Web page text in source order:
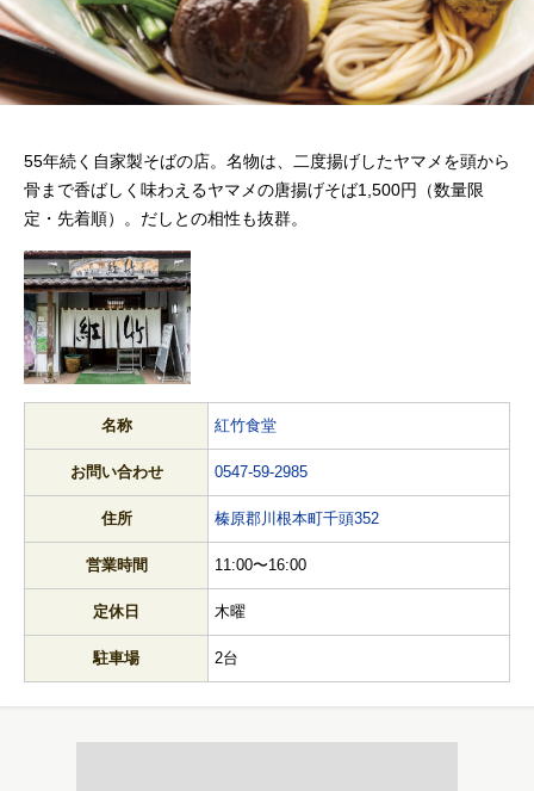
55年続く自家製そばの店。名物は、二度揚げしたヤマメを頭から
骨まで香ばしく味わえるヤマメの唐揚げそば1,500円（数量限
定・先着順）。だしとの相性も抜群。
名称 紅竹食堂
お問い合わせ 0547-59-2985
住所 榛原郡川根本町千頭352
営業時間 11:00〜16:00
定休日 木曜
駐車場 2台